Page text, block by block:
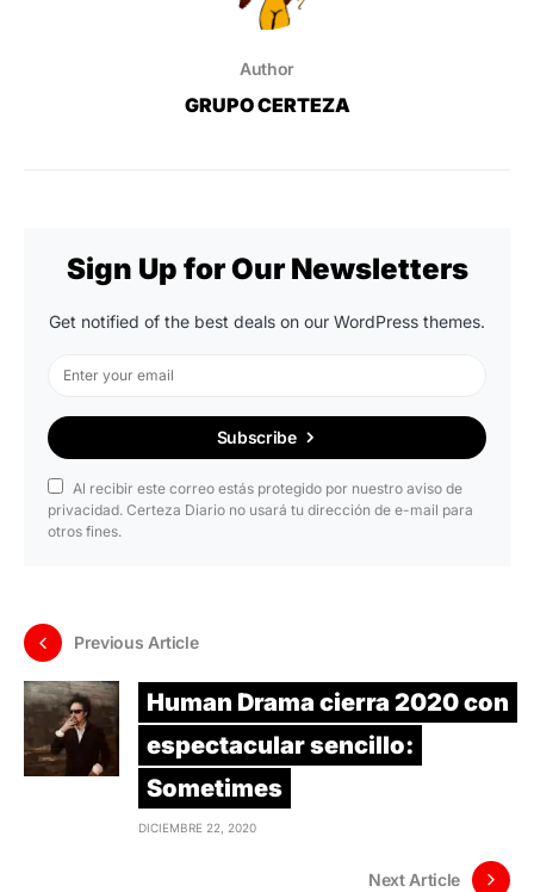
Author
GRUPO CERTEZA
Sign Up for Our Newsletters
Get notified of the best deals on our WordPress themes.
Subscribe
Al recibir este correo estás protegido por nuestro aviso de
privacidad. Certeza Diario no usará tu dirección de e-mail para
otros fines.
Previous Article
Human Drama cierra 2020 con
espectacular sencillo:
Sometimes
DICIEMBRE 22, 2020
Next Article